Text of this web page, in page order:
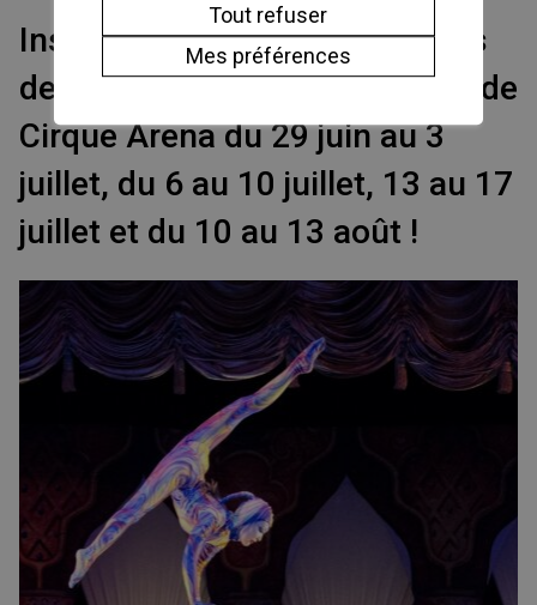
Inscrivez vos petits aux stages
de cirque proposés par l'Ecole de
Cirque Arena du 29 juin au 3
juillet, du 6 au 10 juillet, 13 au 17
juillet et du 10 au 13 août !
Tout refuser
Mes préférences